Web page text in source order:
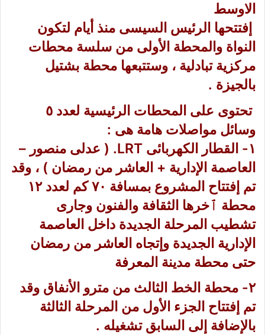
الاوسط
إفتتحها الرئيس السيسى منذ أيام لتكون
النواة والمحطة الأولى من سلسة محطات
مركزية تبادلية ، وستتبعها محطة بشتيل
بالجيزة .
تحتوى على المحطات الرئيسية لعدد ٥
وسائل مواصلات هامة هى :
١- القطار الكهربائى LRT. ( عدلى منصور –
العاصمة الإدارية + العاشر من رمضان ) ، وقد
تم إفتتاح المشروع بمسافة ٧٠ كم لعدد ١٢
محطة ٱخرها الثقافة والفنون وجارى
تشطيب المرحلة الجديدة داخل العاصمة
الإدارية الجديدة وإتجاه العاشر من رمضان
حتى محطة مدينة المعرفة
٢- محطة الخط الثالث من مترو الأنفاق وقد
تم إفتتاح الجزء الأول من المرحلة الثالثة
بالإضافة إلى السابق تشغيله .